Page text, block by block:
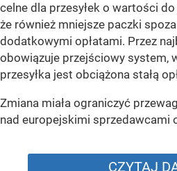
celne dla przesyłek o wartości
że również mniejsze paczki
dodatkowymi opłatami. Przez
obowiązuje przejściowy system,
przesyłka jest obciążona stałą
Zmiana miała ograniczyć
nad europejskimi sprzedawcami
CZYTAJ